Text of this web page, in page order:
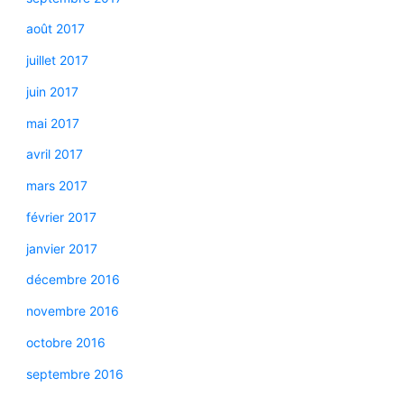
août 2017
juillet 2017
juin 2017
mai 2017
avril 2017
mars 2017
février 2017
janvier 2017
décembre 2016
novembre 2016
octobre 2016
septembre 2016